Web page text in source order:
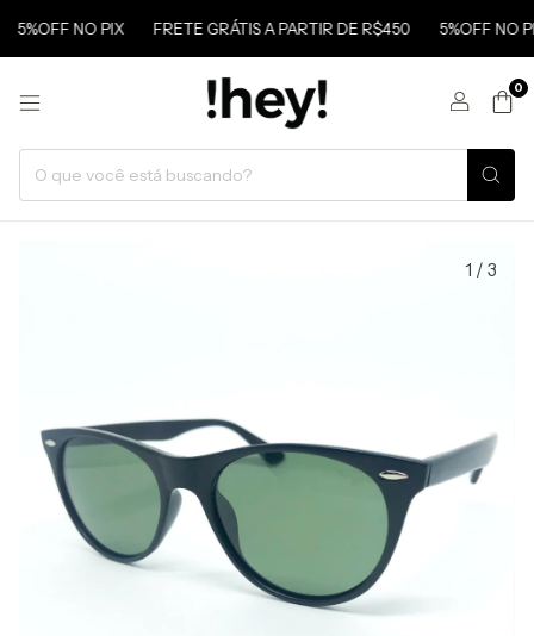
5%OFF NO PIX FRETE GRÁTIS A PARTIR DE R$450 5%OFF NO PIX
0
1 / 3